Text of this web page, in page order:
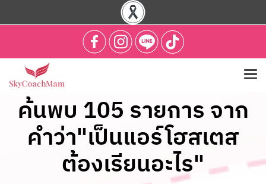
ค้นพบ 105 รายการ จาก
คำว่า"เป็นแอร์โฮสเตส
ต้องเรียนอะไร"